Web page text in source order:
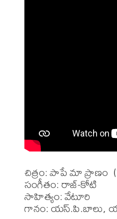
చిత్రం: పాపే మా ప్రాణం
సంగీతం: రాజ్-కోటి
సాహిత్యం: వేటూరి
గానం: యస్.పి.బాలు,